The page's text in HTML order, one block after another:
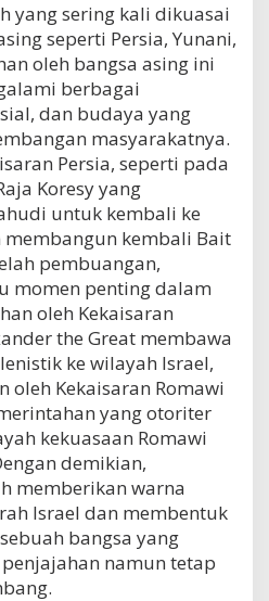
yang sering kali dikuasai
seperti Persia, Yunani,
oleh bangsa asing ini
berbagai
dan budaya yang
masyarakatnya.
Persia, seperti pada
Koresy yang
untuk kembali ke
kembali Bait
pembuangan,
momen penting dalam
oleh Kekaisaran
the Great membawa
ke wilayah Israel,
oleh Kekaisaran Romawi
yang otoriter
kekuasaan Romawi
demikian,
memberikan warna
Israel dan membentuk
bangsa yang
namun tetap